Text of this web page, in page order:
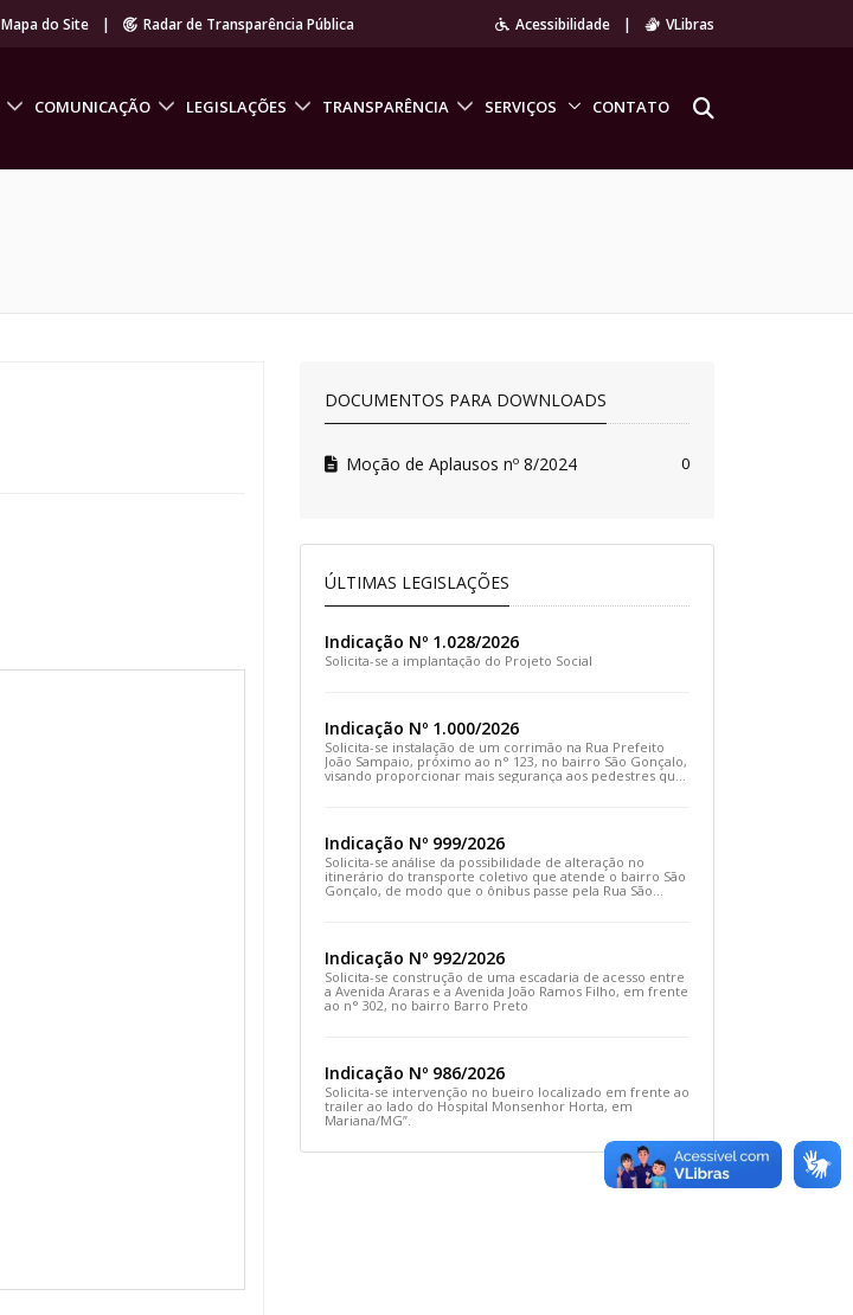
Mapa do Site | Radar de Transparência Pública Acessibilidade | VLibras
COMUNICAÇÃO LEGISLAÇÕES TRANSPARÊNCIA SERVIÇOS CONTATO
DOCUMENTOS PARA DOWNLOADS
Moção de Aplausos nº 8/2024 0
ÚLTIMAS LEGISLAÇÕES
Indicação Nº 1.028/2026
Solicita-se a implantação do Projeto Social
Indicação Nº 1.000/2026
Solicita-se instalação de um corrimão na Rua Prefeito
João Sampaio, próximo ao n° 123, no bairro São Gonçalo,
visando proporcionar mais segurança aos pedestres que
Indicação Nº 999/2026
Solicita-se análise da possibilidade de alteração no
itinerário do transporte coletivo que atende o bairro São
Gonçalo, de modo que o ônibus passe pela Rua São
Indicação Nº 992/2026
Solicita-se construção de uma escadaria de acesso entre
a Avenida Araras e a Avenida João Ramos Filho, em frente
ao n° 302, no bairro Barro Preto
Indicação Nº 986/2026
Solicita-se intervenção no bueiro localizado em frente ao
trailer ao lado do Hospital Monsenhor Horta, em
Mariana/MG”.